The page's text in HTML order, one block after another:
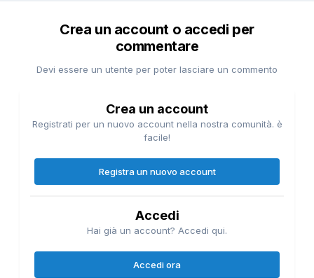
Crea un account o accedi per
commentare
Devi essere un utente per poter lasciare un commento
Crea un account
Registrati per un nuovo account nella nostra comunità. è
facile!
Registra un nuovo account
Accedi
Hai già un account? Accedi qui.
Accedi ora